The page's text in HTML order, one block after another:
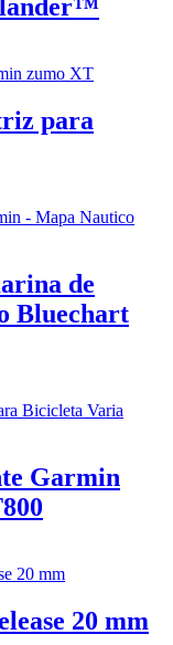
para
de
Bluechart
Garmin
20 mm